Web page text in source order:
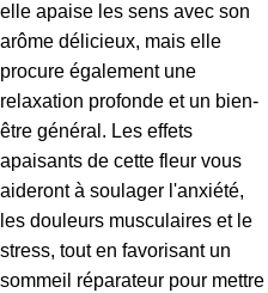
elle apaise les sens avec son
arôme délicieux, mais elle
procure également une
relaxation profonde et un bien-
être général. Les effets
apaisants de cette fleur vous
aideront à soulager l'anxiété,
les douleurs musculaires et le
stress, tout en favorisant un
sommeil réparateur pour mettre